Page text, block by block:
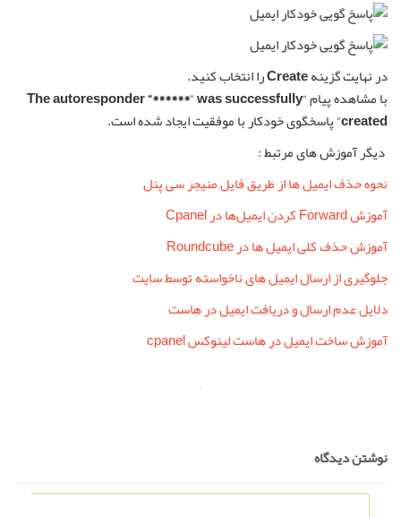
در نهایت گزینهCreateرا انتخاب کنید.
با مشاهده پیام “
The autoresponder “******”was successfully
created” پاسخگوی خودکار با موفقیت ایجاد شده است.
دیگر آموزش های مرتبط :
نحوه حذف ایمیل ها از طریق فایل منیجر سی پنل
آموزش Forward کردن ایمیل‌ها در Cpanel
آموزش حذف کلی ایمیل ها در Roundcube
جلوگیری از ارسال ایمیل های ناخواسته توسط سایت
دلایل عدم ارسال و دریافت ایمیل در هاست
آموزش ساخت ایمیل در هاست لینوکس cpanel
نوشتن دیدگاه